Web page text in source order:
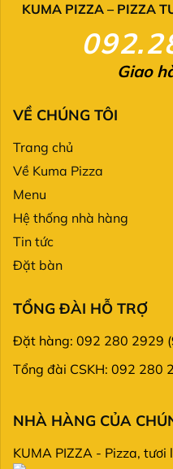
KUMA PIZZA – PIZZA
Giao
VỀ CHÚNG TÔI
Trang chủ
Về Kuma Pizza
Menu
Hệ thống nhà hàng
Tin tức
Đặt bàn
TỔNG ĐÀI HỖ TRỢ
Đặt hàng: 092 280 2929
Tổng đài CSKH: 092 280
NHÀ HÀNG CỦA
KUMA PIZZA - Pizza, tươi